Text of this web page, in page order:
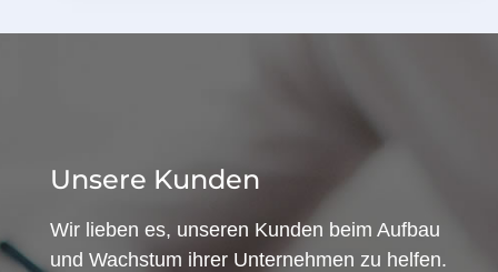
Unsere Kunden
Wir lieben es, unseren Kunden beim Aufbau
und Wachstum ihrer Unternehmen zu helfen.